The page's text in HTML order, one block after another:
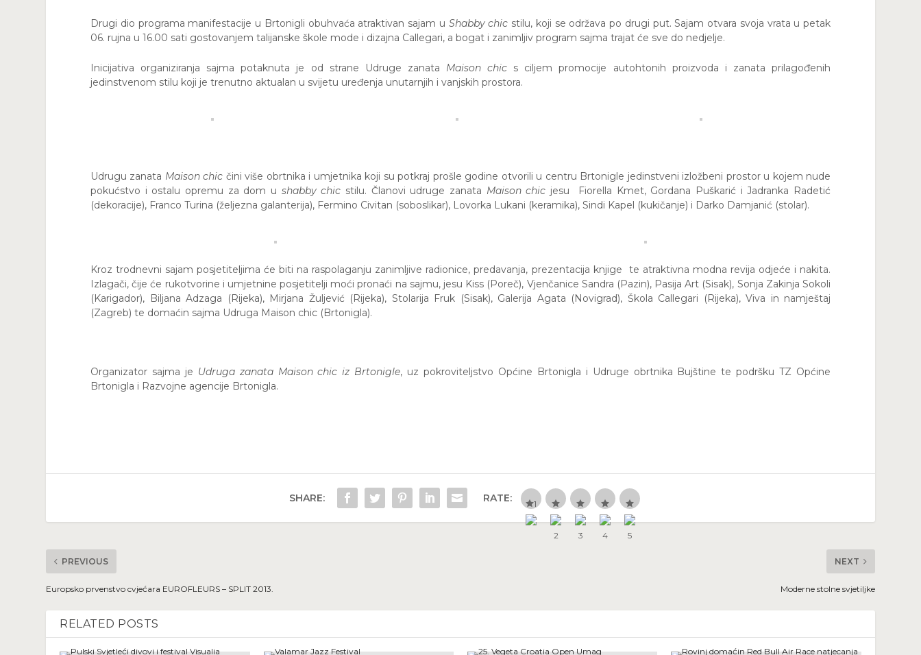
Drugi dio programa manifestacije u Brtonigli obuhvaća atraktivan sajam u Shabby chic stilu, koji se održava po drugi put. Sajam otvara svoja vrata u petak
06. rujna u 16.00 sati gostovanjem talijanske škole mode i dizajna Callegari, a bogat i zanimljiv program sajma trajat će sve do nedjelje.
Inicijativa organiziranja sajma potaknuta je od strane Udruge zanata Maison chic s ciljem promocije autohtonih proizvoda i zanata prilagođenih
jedinstvenom stilu koji je trenutno aktualan u svijetu uređenja unutarnjih i vanjskih prostora.
Udrugu zanata Maison chic čini više obrtnika i umjetnika koji su potkraj prošle godine otvorili u centru Brtonigle jedinstveni izložbeni prostor u kojem nude
pokućstvo i ostalu opremu za dom u shabby chic stilu. Članovi udruge zanata Maison chic jesu Fiorella Kmet, Gordana Puškarić i Jadranka Radetić
(dekoracije), Franco Turina (željezna galanterija), Fermino Civitan (soboslikar), Lovorka Lukani (keramika), Sindi Kapel (kukičanje) i Darko Damjanić (stolar).
Kroz trodnevni sajam posjetiteljima će biti na raspolaganju zanimljive radionice, predavanja, prezentacija knjige te atraktivna modna revija odjeće i nakita.
Izlagači, čije će rukotvorine i umjetnine posjetitelji moći pronaći na sajmu, jesu Kiss (Poreč), Vjenčanice Sandra (Pazin), Pasija Art (Sisak), Sonja Zakinja Sokoli
(Karigador), Biljana Adzaga (Rijeka), Mirjana Žuljević (Rijeka), Stolarija Fruk (Sisak), Galerija Agata (Novigrad), Škola Callegari (Rijeka), Viva in namještaj
(Zagreb) te domaćin sajma Udruga Maison chic (Brtonigla).
Organizator sajma je Udruga zanata Maison chic iz Brtonigle, uz pokroviteljstvo Općine Brtonigla i Udruge obrtnika Bujštine te podršku TZ Općine
Brtonigla i Razvojne agencije Brtonigla.
SHARE: RATE:
PREVIOUS
Europsko prvenstvo cvjećara EUROFLEURS – SPLIT 2013.
NEXT
Moderne stolne svjetiljke
RELATED POSTS